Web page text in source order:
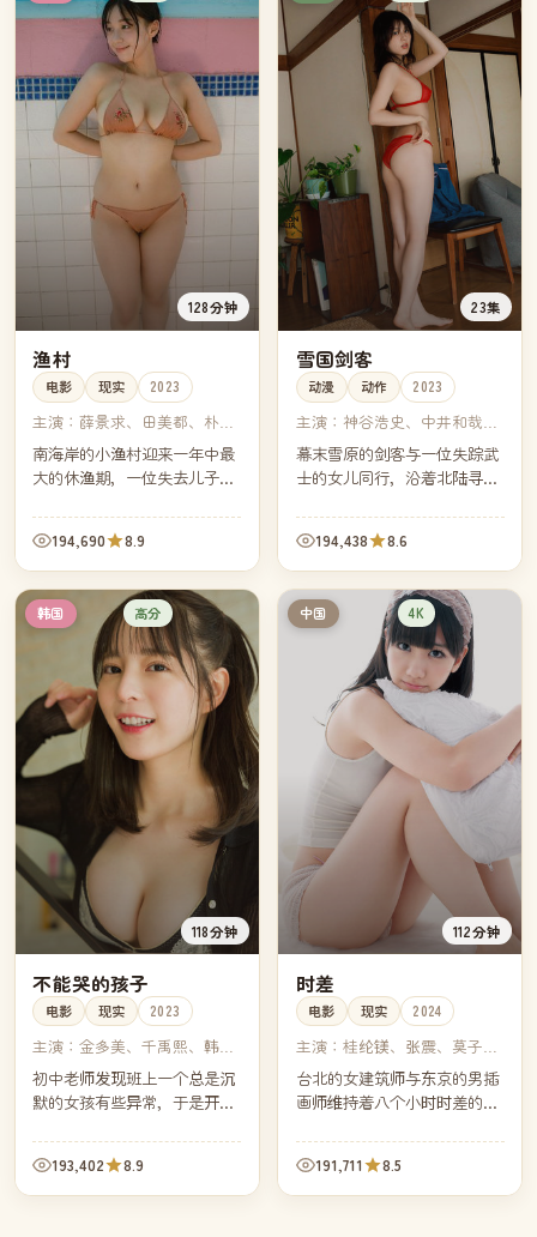
128分钟
渔村
电影 现实 2023
主演：薛景求、田美都、朴海
日、黄正民
南海岸的小渔村迎来一年中最
大的休渔期，一位失去儿子的
海。镜头跟着他穿过雾、穿过
浪，也穿过他与自己迟来的、
漫长的告别。
194,690 8.9
23集
雪国剑客
动漫 动作 2023
主演： 神谷浩史、中井和哉、
朴璐美、高木涉
幕末雪原的剑客与一位失踪武
士的女儿同行，沿着北陆寻找
每一次出鞘，都让他离最初的
誓言更远。
194,438 8.6
韩国 高分
118分钟
不能哭的孩子
电影 现实 2023
主演：金多美、千禹熙、韩睿
璃、全余赟
初中老师发现班上一个总是沉
默的女孩有些异常，于是开始
制，却把整个青春期的暗角揭
得清清楚楚。
193,402 8.9
中国 4K
112分钟
时差
电影 现实 2024
主演： 桂纶镁、张震、莫子
仪、戴立忍
台北的女建筑师与东京的男插
画师维持着八个小时时差的远
各自记录每天三件小事，约定
在第三百六十五天交换日记。
191,711 8.5